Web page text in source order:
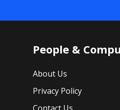
People &
About Us
Privacy Policy